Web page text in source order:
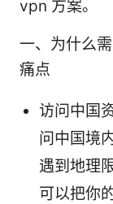
vpn 方案。
一、为什么
痛点
访问中国
问中国境
遇到地理
可以把你